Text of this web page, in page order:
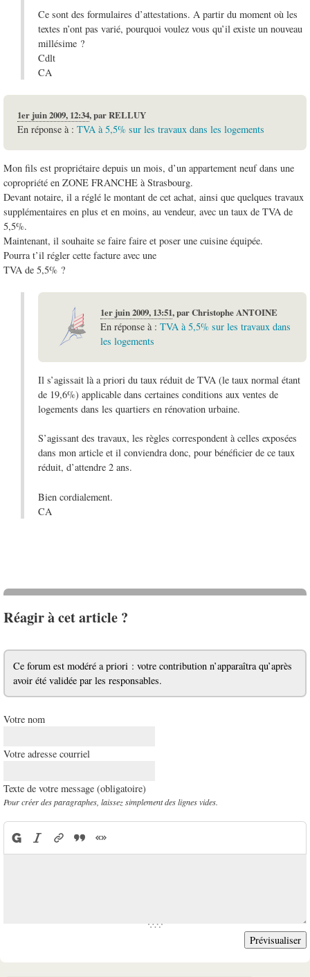
Ce sont des formulaires d’attestations. A partir du moment où les
textes n’ont pas varié, pourquoi voulez vous qu’il existe un nouveau
millésime ?
Cdlt
CA
1er juin 2009, 12:34,parRELLUY
En réponse à : TVA à 5,5% sur les travaux dans les logements
Mon fils est propriétaire depuis un mois, d’un appartement neuf dans une
copropriété en ZONE FRANCHE à Strasbourg.
Devant notaire, il a réglé le montant de cet achat, ainsi que quelques travaux
supplémentaires en plus et en moins, au vendeur, avec un taux de TVA de
5,5%.
Maintenant, il souhaite se faire faire et poser une cuisine équipée.
Pourra t’il régler cette facture avec une
TVA de 5,5% ?
1er juin 2009, 13:51,parChristophe ANTOINE
En réponse à : TVA à 5,5% sur les travaux dans
les logements
Il s’agissait là a priori du taux réduit de TVA (le taux normal étant
de 19,6%) applicable dans certaines conditions aux ventes de
logements dans les quartiers en rénovation urbaine.
S’agissant des travaux, les règles correspondent à celles exposées
dans mon article et il conviendra donc, pour bénéficier de ce taux
réduit, d’attendre 2 ans.
Bien cordialement.
CA
Réagir à cet article ?
Ce forum est modéré a priori : votre contribution n’apparaîtra qu’après
avoir été validée par les responsables.
Votre nom
Votre adresse courriel
Texte de votre message (obligatoire)
Pour créer des paragraphes, laissez simplement des lignes vides.